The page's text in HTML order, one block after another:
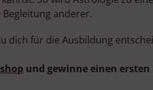
anderer.
dich für die Ausbildung
und gewinne einen